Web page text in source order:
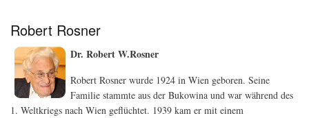
Robert Rosner
Dr. Robert W.Rosner
Robert Rosner wurde 1924 in Wien geboren. Seine
Familie stammte aus der Bukowina und war während des
1. Weltkriegs nach Wien geflüchtet. 1939 kam er mit einem